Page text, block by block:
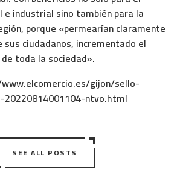
industrial sino también para la
porque «permearían claramente
ciudadanos, incrementado el
toda la sociedad».
gijon/sello-
20220814001104-ntvo.html
SEE ALL POSTS